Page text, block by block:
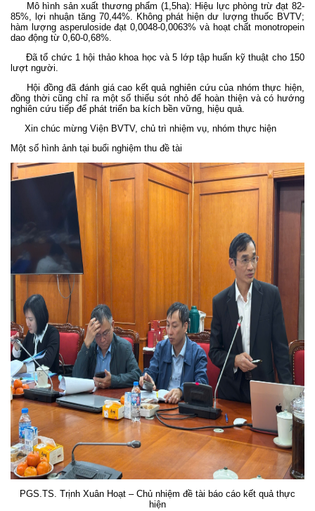
Mô hình sản xuất thương phẩm (1,5ha): Hiệu lực phòng trừ đạt 82-
85%, lợi nhuận tăng 70,44%. Không phát hiện dư lượng thuốc BVTV;
hàm lượng asperuloside đạt 0,0048-0,0063% và hoạt chất monotropein
dao động từ 0,60-0,68%.
Đã tổ chức 1 hội thảo khoa học và 5 lớp tập huấn kỹ thuật cho 150
lượt người.
Hội đồng đã đánh giá cao kết quả nghiên cứu của nhóm thực hiện,
đồng thời cũng chỉ ra một số thiếu sót nhỏ để hoàn thiện và có hướng
nghiên cứu tiếp để phát triển ba kích bền vững, hiệu quả.
Xin chúc mừng Viện BVTV, chủ trì nhiệm vụ, nhóm thực hiện
Một số hình ảnh tại buổi nghiệm thu đề tài
PGS.TS. Trịnh Xuân Hoạt – Chủ nhiệm đề tài báo cáo kết quả thực
hiện